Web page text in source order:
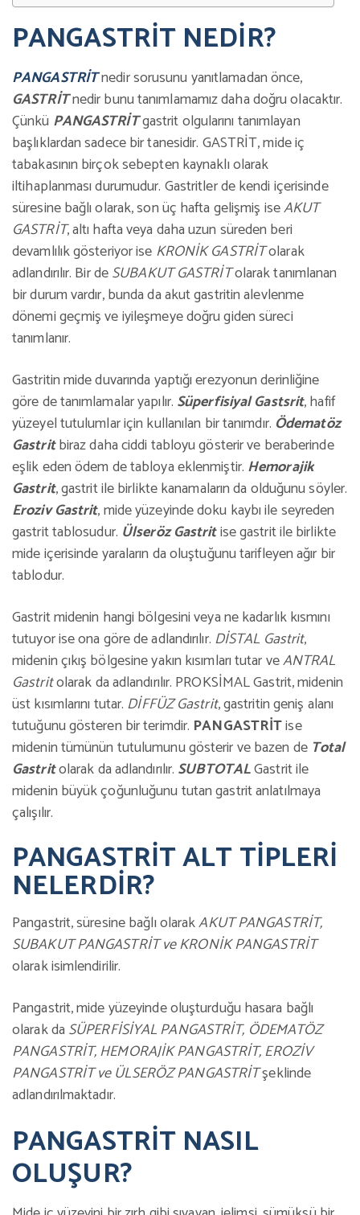
PANGASTRİT NEDİR?
PANGASTRİTnedir sorusunu yanıtlamadan önce,
GASTRİTnedir bunu tanımlamamız daha doğru olacaktır.
Çünkü PANGASTRİTgastrit olgularını tanımlayan
başlıklardan sadece bir tanesidir. GASTRİT, mide iç
tabakasının birçok sebepten kaynaklı olarak
iltihaplanması durumudur. Gastritler de kendi içerisinde
süresine bağlı olarak, son üç hafta gelişmiş iseAKUT
GASTRİT, altı hafta veya daha uzun süreden beri
devamlılık gösteriyor ise KRONİK GASTRİTolarak
adlandırılır. Bir deSUBAKUT GASTRİTolarak tanımlanan
bir durum vardır, bunda da akut gastritin alevlenme
dönemi geçmiş ve iyileşmeye doğru giden süreci
tanımlanır.
Gastritin mide duvarında yaptığı erezyonun derinliğine
göre de tanımlamalar yapılır. Süperfisiyal Gastsrit, hafif
yüzeyel tutulumlar için kullanılan bir tanımdır. Ödematöz
Gastritbiraz daha ciddi tabloyu gösterir ve beraberinde
eşlik eden ödem de tabloya eklenmiştir. Hemorajik
Gastrit, gastrit ile birlikte kanamaların da olduğunu söyler.
Eroziv Gastrit, mide yüzeyinde doku kaybı ile seyreden
gastrit tablosudur. Ülseröz Gastritise gastrit ile birlikte
mide içerisinde yaraların da oluştuğunu tarifleyen ağır bir
tablodur.
Gastrit midenin hangi bölgesini veya ne kadarlık kısmını
tutuyor ise ona göre de adlandırılır. DİSTAL Gastrit,
midenin çıkış bölgesine yakın kısımları tutar veANTRAL
Gastritolarak da adlandırılır. PROKSİMAL Gastrit, midenin
üst kısımlarını tutar. DİFFÜZ Gastrit, gastritin geniş alanı
tutuğunu gösteren bir terimdir. PANGASTRİTise
midenin tümünün tutulumunu gösterir ve bazen de Total
Gastritolarak da adlandırılır. SUBTOTALGastrit ile
midenin büyük çoğunluğunu tutan gastrit anlatılmaya
çalışılır.
PANGASTRİT ALT TİPLERİ
NELERDİR?
Pangastrit, süresine bağlı olarakAKUT PANGASTRİT,
SUBAKUT PANGASTRİT ve KRONİK PANGASTRİT
olarak isimlendirilir.
Pangastrit, mide yüzeyinde oluşturduğu hasara bağlı
olarak da SÜPERFİSİYALPANGASTRİT, ÖDEMATÖZ
PANGASTRİT, HEMORAJİK PANGASTRİT, EROZİV
PANGASTRİT ve ÜLSERÖZ PANGASTRİTşeklinde
adlandırılmaktadır.
PANGASTRİT NASIL
OLUŞUR?